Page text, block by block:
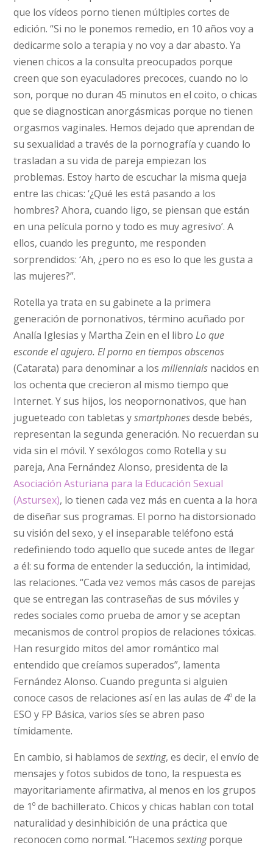
que los vídeos porno tienen múltiples cortes de
edición. “Si no le ponemos remedio, en 10 años voy a
dedicarme solo a terapia y no voy a dar abasto. Ya
vienen chicos a la consulta preocupados porque
creen que son eyaculadores precoces, cuando no lo
son, porque no duran 45 minutos en el coito, o chicas
que se diagnostican anorgásmicas porque no tienen
orgasmos vaginales. Hemos dejado que aprendan de
su sexualidad a través de la pornografía y cuando lo
trasladan a su vida de pareja empiezan los
problemas. Estoy harto de escuchar la misma queja
entre las chicas: ‘¿Qué les está pasando a los
hombres? Ahora, cuando ligo, se piensan que están
en una pe­lícula porno y todo es muy agresivo’. A
ellos, cuando les pregunto, me responden
sorprendidos: ‘Ah, ¿pero no es eso lo que les gusta a
las mujeres?”.
Rotella ya trata en su gabinete a la primera
generación de pornonativos, término acuñado por
Analía Iglesias y Martha Zein en el libroLo que
esconde el agujero. El porno en tiempos obscenos
(Catarata) para denominar a losmillennials nacidos en
los ochenta que crecieron al mismo tiempo que
Internet. Y sus hijos, los neopornonativos, que han
jugueteado con tabletas ysmartphonesdesde bebés,
representan la ­segunda generación. No recuerdan su
vida sin el móvil. Y sexólogos como Rotella y su
pareja, Ana Fernández Alonso, presidenta de la
Asociación Asturiana para la Educación Sexual
(Astursex), lo tienen cada vez más en cuenta a la hora
de diseñar sus programas. El porno ha distorsionado
su visión del sexo, y el inseparable teléfono está
redefiniendo todo aquello que sucede antes de llegar
a él: su forma de entender la seducción, la intimidad,
las relaciones. “Cada vez vemos más casos de parejas
que se entregan las contraseñas de sus móviles y
redes sociales como prueba de amor y se aceptan
mecanismos de control propios de relaciones tóxicas.
Han resurgido mitos del amor romántico mal
entendido que creíamos superados”, lamenta
Fernández Alonso. Cuando pregunta si alguien
conoce casos de relaciones así en las aulas de 4º de la
ESO y FP Básica, varios síes se abren paso
tímidamente.
En cambio, si hablamos desexting, es decir, el envío de
mensajes y fotos subidos de tono, la respuesta es
mayoritariamente afirmativa, al menos en los grupos
de 1º de bachillerato. Chicos y chicas hablan con total
naturalidad y desinhibición de una práctica que
reconocen como normal. “Hacemossextingporque